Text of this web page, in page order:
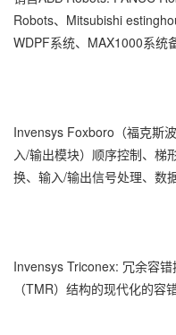
Robots、Mitsubishi
WDPF系统、MAX1000系统
Invensys Foxboro（福克斯
入/输出模块）顺序控制、梯
换、输入/输出信号处理、数
Invensys Triconex: 冗余容
（TMR）结构的现代化的容